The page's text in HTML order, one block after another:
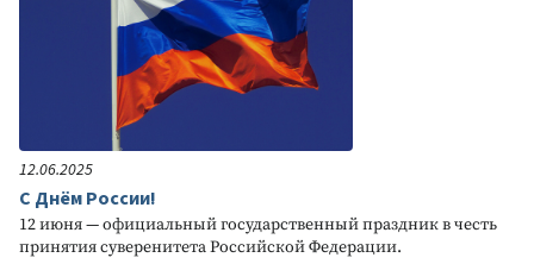
12.06.2025
С Днём России!
12 июня — официальный государственный праздник в честь
принятия суверенитета Российской Федерации.